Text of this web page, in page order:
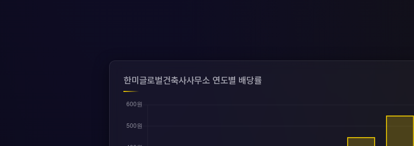
한미글로벌건축사사무소 연도별 배당률